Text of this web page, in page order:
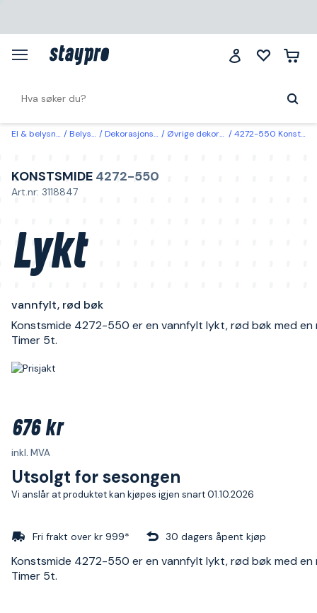
El & belysning Belysning Dekorasjonsbelysning Øvrige dekorasjonsbelysning 4272-550 Konstsmide Lykt vannfylt, rød bøk
KONSTSMIDE 4272-550
Art.nr: 3118847
Lykt
vannfylt, rød bøk
Konstsmide 4272-550 er en vannfylt lykt, rød bøk med en
Timer 5t.
676 kr
inkl. MVA
Utsolgt for sesongen
Vi anslår at produktet kan kjøpes igjen snart 01.10.2026
Fri frakt over kr 999* 30 dagers åpent kjøp
Konstsmide 4272-550 er en vannfylt lykt, rød bøk med en
Timer 5t.